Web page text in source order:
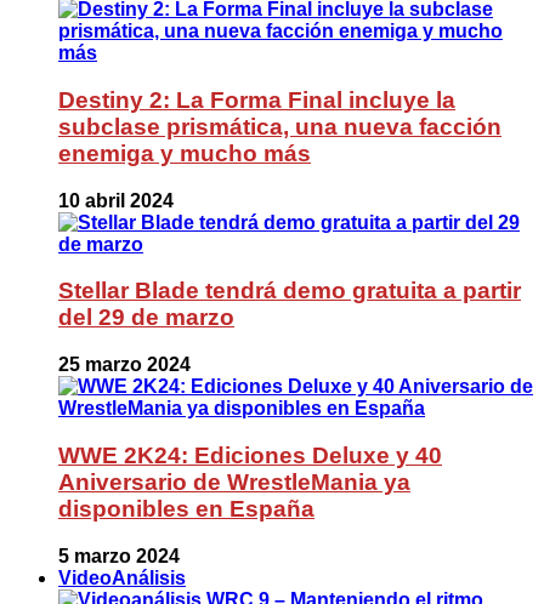
Destiny 2: La Forma Final incluye la
subclase prismática, una nueva facción
enemiga y mucho más
10 abril 2024
Stellar Blade tendrá demo gratuita a partir
del 29 de marzo
25 marzo 2024
WWE 2K24: Ediciones Deluxe y 40
Aniversario de WrestleMania ya
disponibles en España
5 marzo 2024
VideoAnálisis